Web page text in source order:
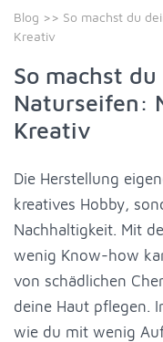
Blog >> So machst du
Kreativ
So machst
Naturseifen:
Kreativ
Die Herstellung
kreatives Hobby,
Nachhaltigkeit. Mit
wenig Know-how
von schädlichen
deine Haut pflegen.
wie du mit wenig